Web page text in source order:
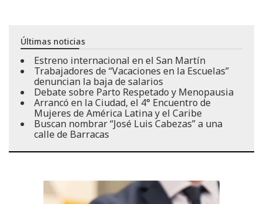
Últimas noticias
Estreno internacional en el San Martín
Trabajadores de “Vacaciones en la Escuelas”
denuncian la baja de salarios
Debate sobre Parto Respetado y Menopausia
Arrancó en la Ciudad, el 4° Encuentro de
Mujeres de América Latina y el Caribe
Buscan nombrar “José Luis Cabezas” a una
calle de Barracas